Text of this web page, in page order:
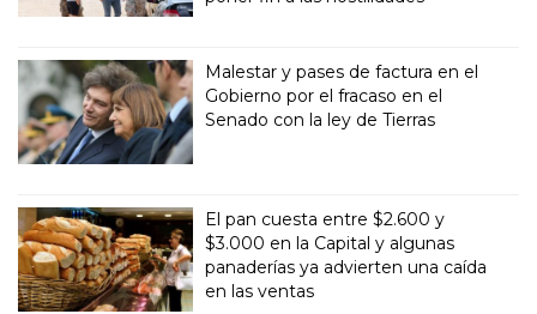
Malestar y pases de factura en el
Gobierno por el fracaso en el
Senado con la ley de Tierras
El pan cuesta entre $2.600 y
$3.000 en la Capital y algunas
panaderías ya advierten una caída
en las ventas